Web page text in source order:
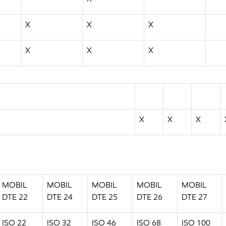
X X X
X X X
X X X
MOBIL
DTE 22
MOBIL
DTE 24
MOBIL
DTE 25
MOBIL
DTE 26
MOBIL
DTE 27
ISO 22 ISO 32 ISO 46 ISO 68 ISO 100